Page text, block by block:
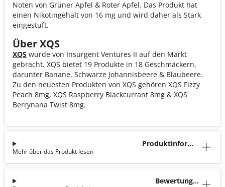
Noten von Grüner Apfel & Roter Apfel. Das Produkt hat
einen Nikotingehalt von 16 mg und wird daher als Stark
eingestuft.
Über XQS
XQS wurde von Insurgent Ventures II auf den Markt
gebracht. XQS bietet 19 Produkte in 18 Geschmäckern,
darunter Banane, Schwarze Johannisbeere & Blaubeere.
Zu den neuesten Produkten von XQS gehören XQS Fizzy
Peach 8mg, XQS Raspberry Blackcurrant 8mg & XQS
Berrynana Twist 8mg.
Produktinforma
Mehr über das Produkt lesen
Bewertunge